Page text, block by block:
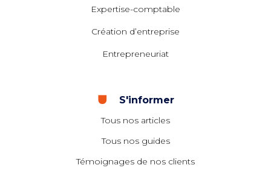
Expertise-comptable
Création d’entreprise
Entrepreneuriat
S'informer
Tous nos articles
Tous nos guides
Témoignages de nos clients